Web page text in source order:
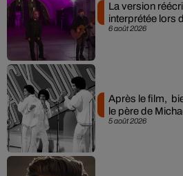
6 août 2026
La version
interprétée lors
5 août 2026
Après le film,
le père de